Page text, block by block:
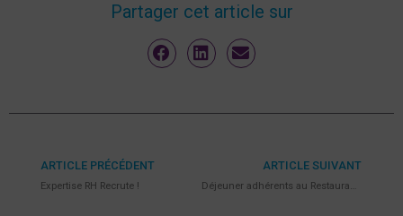
Partager cet article sur
ARTICLE PRÉCÉDENT
Expertise RH Recrute !
ARTICLE SUIVANT